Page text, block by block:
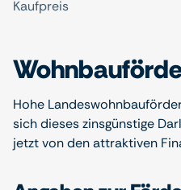
Kaufpreis
Hohe
sich dieses zinsgünstige
jetzt von den attraktiven